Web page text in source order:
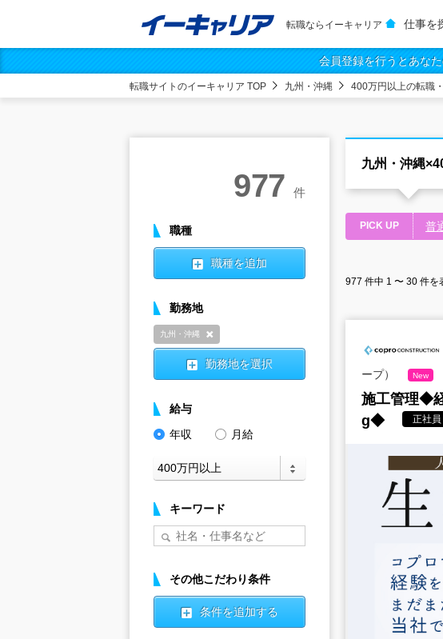
転職ならイーキャリア 仕事を
会員登録を行うとあな
転職サイトのイーキャリア TOP 九州・沖縄 400万円以上の転職
九州・沖縄
PICK UP 普
977 件中 1 〜 30 件を
ープ）
New
施工管理◆
g◆
正社員
977 件
職種
職種を追加
勤務地
九州・沖縄
勤務地を選択
給与
年収
月給
キーワード
その他こだわり条件
条件を追加する